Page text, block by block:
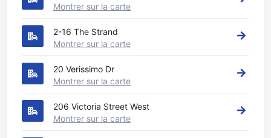
Montrer sur la carte
2-16 The Strand
Montrer sur la carte
20 Verissimo Dr
Montrer sur la carte
206 Victoria Street West
Montrer sur la carte